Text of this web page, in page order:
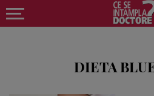
DIETA